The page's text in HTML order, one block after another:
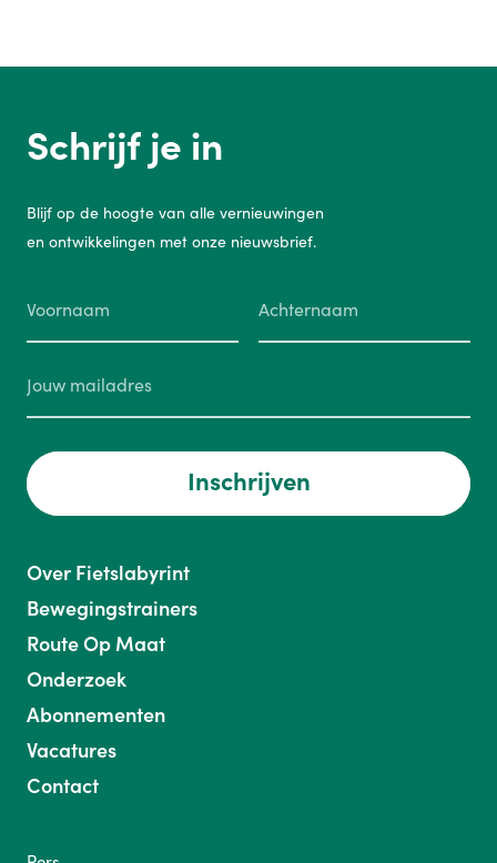
Schrijf je in
Blijf op de hoogte van alle vernieuwingen
en ontwikkelingen met onze nieuwsbrief.
Inschrijven
Over Fietslabyrint
Bewegingstrainers
Route Op Maat
Onderzoek
Abonnementen
Vacatures
Contact